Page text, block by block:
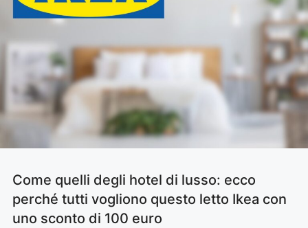
Come quelli degli hotel di lusso: ecco
perché tutti vogliono questo letto Ikea con
uno sconto di 100 euro